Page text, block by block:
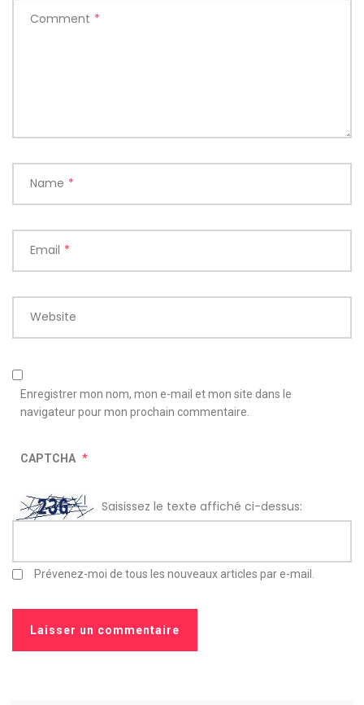
Comment *
Name *
Email *
Website
Enregistrer mon nom, mon e-mail et mon site dans le
navigateur pour mon prochain commentaire.
CAPTCHA *
Saisissez le texte affiché ci-dessus:
Prévenez-moi de tous les nouveaux articles par e-mail.